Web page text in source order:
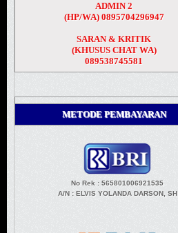
ADMIN 2
(HP/WA) 0895704296947
SARAN & KRITIK
(KHUSUS CHAT WA)
089538745581
METODE PEMBAYARAN
No Rek : 565801006921535
A/N : ELVIS YOLANDA DARSON, SH